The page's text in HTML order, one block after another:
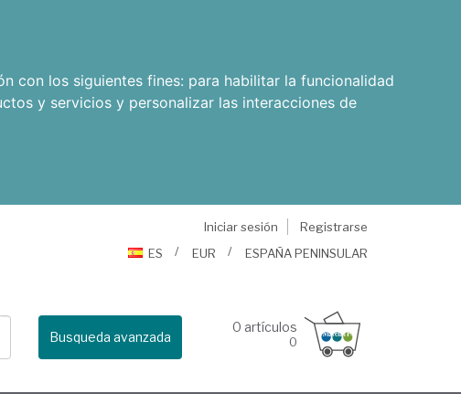
con los siguientes fines: para habilitar la funcionalidad
y servicios y personalizar las interacciones de
Iniciar sesión
Registrarse
ES
EUR ESPAÑA PENINSULAR
Busqueda avanzada
0 artículos
0